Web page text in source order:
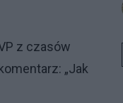
z czasów
„Jak